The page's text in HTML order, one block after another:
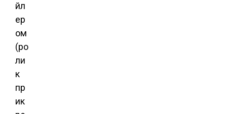
йл
ер
ом
(ро
ли
к
пр
ик